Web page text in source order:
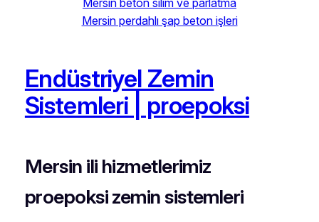
Mersin beton silim ve parlatma
Mersin perdahlı şap beton işleri
Endüstriyel Zemin
Sistemleri | proepoksi
Mersin ili hizmetlerimiz
proepoksi zemin sistemleri